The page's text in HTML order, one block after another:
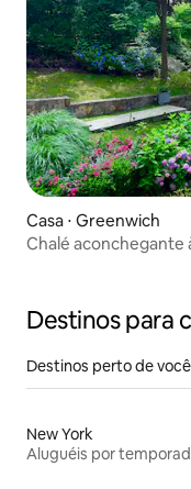
Casa ⋅ Greenwich
Chalé aconchegante
Destinos para
Destinos perto de você
New York
Aluguéis por